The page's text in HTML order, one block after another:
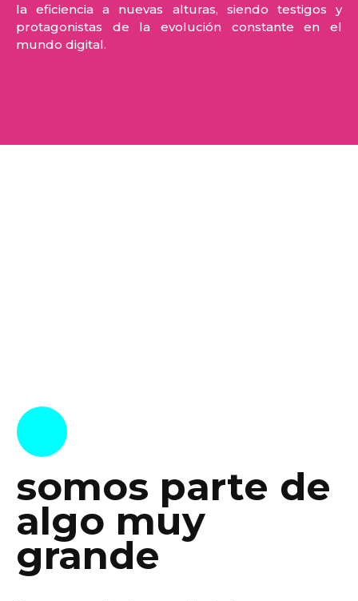
la eficiencia a nuevas alturas, siendo testigos y
protagonistas de la evolución constante en el
mundo digital.
somos parte de
algo muy
grande